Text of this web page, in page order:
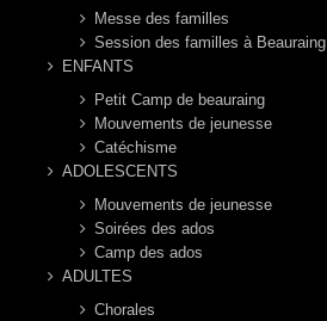
Messe des familles
Session des familles à Beauraing
ENFANTS
Petit Camp de beauraing
Mouvements de jeunesse
Catéchisme
ADOLESCENTS
Mouvements de jeunesse
Soirées des ados
Camp des ados
ADULTES
Chorales